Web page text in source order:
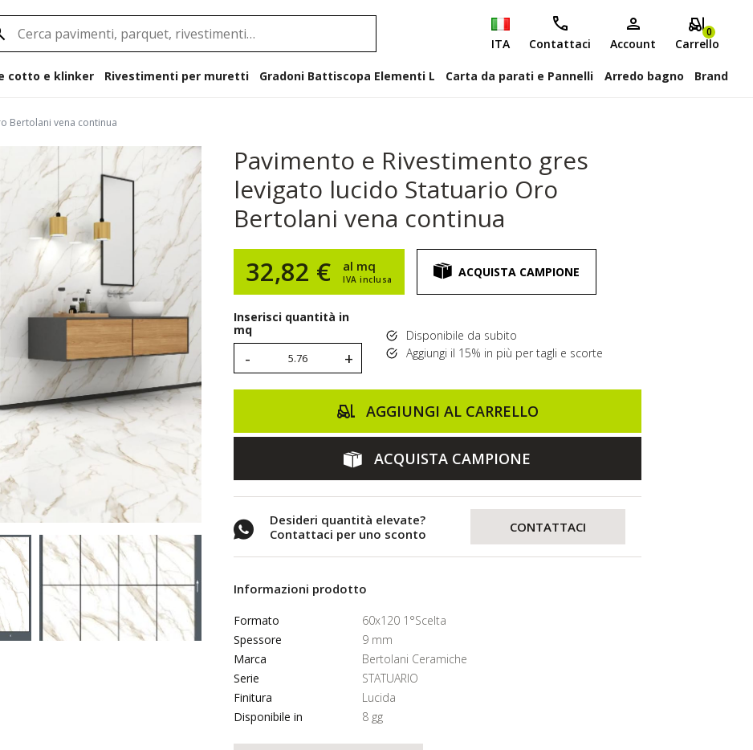
ITA Contattaci Account
0
Carrello
cotto e klinker Rivestimenti per muretti Gradoni Battiscopa Elementi L Carta da parati e Pannelli Arredo bagno Brand
Bertolani vena continua
Pavimento e Rivestimento gres
levigato lucido Statuario Oro
Bertolani vena continua
32,82 € IVA inclusa
al mq ACQUISTA CAMPIONE
Inserisci quantità in
mq
- +
Disponibile da subito
Aggiungi il 15% in più per tagli e scorte
AGGIUNGI AL CARRELLO
ACQUISTA CAMPIONE
Desideri quantità elevate?
Contattaci per uno sconto
CONTATTACI
Informazioni prodotto
Formato
60x120 1°Scelta
Spessore
9 mm
Marca
Bertolani Ceramiche
Serie
STATUARIO
Finitura
Lucida
Disponibile in
8 gg